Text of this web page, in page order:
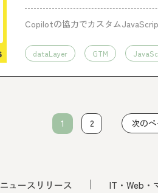
Copilotの協力でカスタム
dataLayer GTM
1 2 次の
ニュースリリース IT・Web・